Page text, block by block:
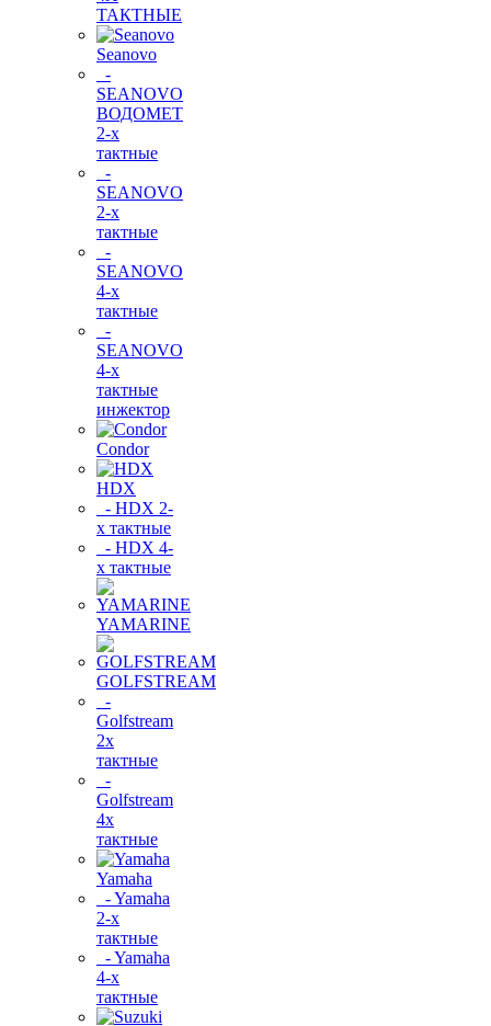
ТАКТНЫЕ
Seanovo
-
SEANOVO
ВОДОМЕТ
2-х
тактные
-
SEANOVO
2-х
тактные
-
SEANOVO
4-х
тактные
-
SEANOVO
4-х
тактные
инжектор
Condor
HDX
- HDX 2-
х тактные
- HDX 4-
х тактные
YAMARINE
GOLFSTREAM
-
Golfstream
2х
тактные
-
Golfstream
4х
тактные
Yamaha
- Yamaha
2-х
тактные
- Yamaha
4-х
тактные